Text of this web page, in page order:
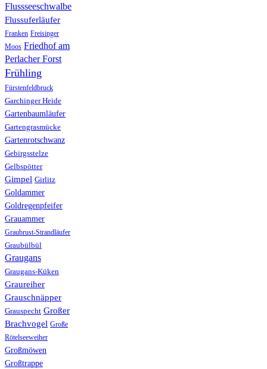
Flussseeschwalbe
Flussuferläufer
Franken Freisinger
Moos Friedhof am
Perlacher Forst
Frühling
Fürstenfeldbruck
Garchinger Heide
Gartenbaumläufer
Gartengrasmücke
Gartenrotschwanz
Gebirgsstelze
Gelbspötter
Gimpel Girlitz
Goldammer
Goldregenpfeifer
Grauammer
Graubrust-Strandläufer
Graubülbül
Graugans
Graugans-Küken
Graureiher
Grauschnäpper
Grauspecht Großer
Brachvogel Große
Rötelseeweiher
Großmöwen
Großtrappe